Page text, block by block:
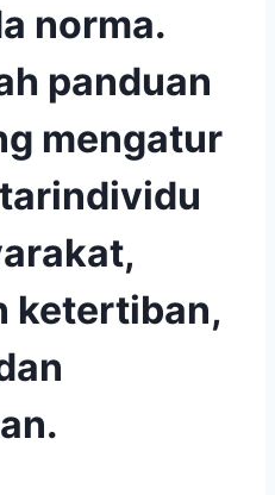
norma.
panduan
mengatur
ketertiban,